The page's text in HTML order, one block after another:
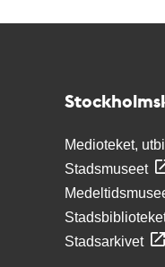
Medioteket,
Stadsmuseet
Stadsarkivet